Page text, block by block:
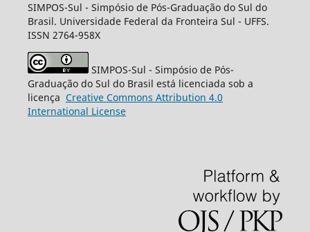
SIMPOS-Sul - Simpósio de Pós-Graduação do Sul do
Brasil. Universidade Federal da Fronteira Sul - UFFS.
ISSN 2764-958X
SIMPOS-Sul - Simpósio de Pós-
Graduação do Sul do Brasil está licenciada sob a
licença Creative Commons Attribution 4.0
International License